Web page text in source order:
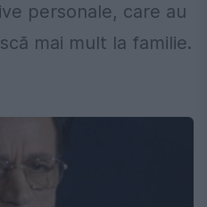
personale, care au
mai mult la familie.